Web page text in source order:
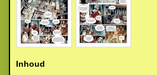
Inhoud